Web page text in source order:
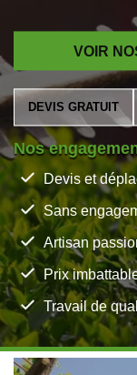
VOIR
DEVIS GRATUIT
Nos
Devis et
Sans
Artisan
Prix
Travail de